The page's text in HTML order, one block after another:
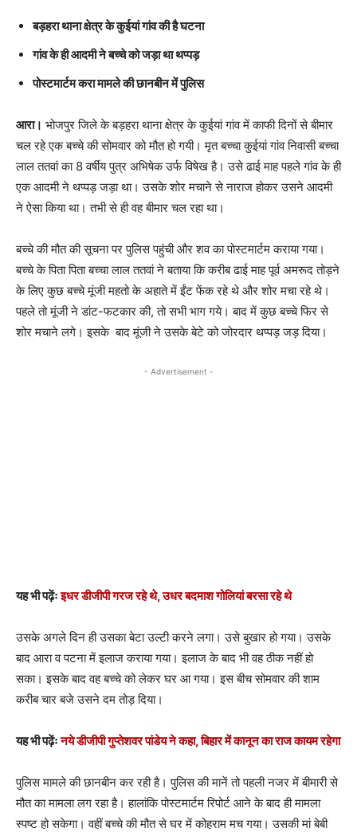
बड़हरा थाना क्षेत्र के कुईयां गांव की है घटना
गांव के ही आदमी ने बच्चे को जड़ा था थप्पड़
पोस्टमार्टम करा मामले की छानबीन में पुलिस
आरा। भोजपुर जिले के बड़हरा थाना क्षेत्र के कुईयां गांव में काफी दिनों से बीमार
चल रहे एक बच्चे की सोमवार को मौत हो गयी। मृत बच्चा कुईयां गांव निवासी बच्चा
लाल ततवां का 8 वर्षीय पुत्र अभिषेक उर्फ विषेख है। उसे ढाई माह पहले गांव के ही
एक आदमी ने थप्पड़ जड़ा था। उसके शोर मचाने से नाराज होकर उसने आदमी
ने ऐसा किया था। तभी से ही वह बीमार चल रहा था।
बच्चे की मौत की सूचना पर पुलिस पहुंची और शव का पोस्टमार्टम कराया गया।
बच्चे के पिता पिता बच्चा लाल ततवां ने बताया कि करीब ढाई माह पूर्व अमरूद तोड़ने
के लिए कुछ बच्चे मूंजी महतो के अहाते में ईंट फेंक रहे थे और शोर मचा रहे थे।
पहले तो मूंजी ने डांट-फटकार की, तो सभी भाग गये। बाद में कुछ बच्चे फिर से
शोर मचाने लगे। इसके बाद मूंजी ने उसके बेटे को जोरदार थप्पड़ जड़ दिया।
- Advertisement -
यह भी पढ़ेंःइधर डीजीपी गरज रहे थे, उधर बदमाश गोलियां बरसा रहे थे
उसके अगले दिन ही उसका बेटा उल्टी करने लगा। उसे बुखार हो गया। उसके
बाद आरा व पटना में इलाज कराया गया। इलाज के बाद भी वह ठीक नहीं हो
सका। इसके बाद वह बच्चे को लेकर घर आ गया। इस बीच सोमवार की शाम
करीब चार बजे उसने दम तोड़ दिया।
यह भी पढ़ेंःनये डीजीपी गुप्तेशवर पांडेय ने कहा, बिहार में कानून का राज कायम रहेगा
पुलिस मामले की छानबीन कर रही है। पुलिस की मानें तो पहली नजर में बीमारी से
मौत का मामला लग रहा है। हालांकि पोस्टमार्टम रिपोर्ट आने के बाद ही मामला
स्पष्ट हो सकेगा। वहीं बच्चे की मौत से घर में कोहराम मच गया। उसकी मां बेबी